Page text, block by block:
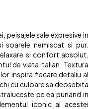
peisajele sale expresive in
soarele nemiscat si pur.
si confort absolut,
de viata italian. Textura
inspira fiecare detaliu al
cu culoare sa deosebita
pe ea punand in
iconic al acestei